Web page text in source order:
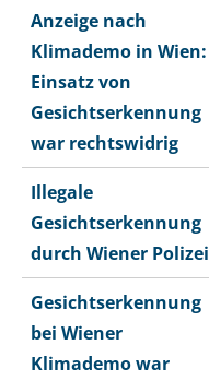
Anzeige nach
Klimademo in Wien:
Einsatz von
Gesichtserkennung
war rechtswidrig
Illegale
Gesichtserkennung
durch Wiener Polizei
Gesichtserkennung
bei Wiener
Klimademo war